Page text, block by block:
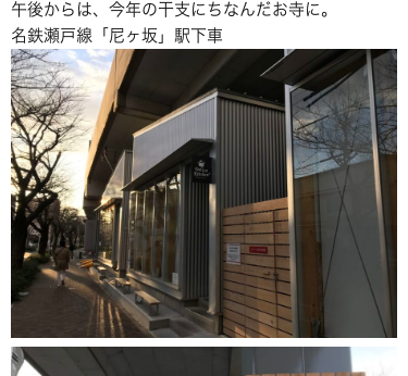
午後からは、今年の干支にちなんだお寺に。
名鉄瀬戸線「尼ヶ坂」駅下車